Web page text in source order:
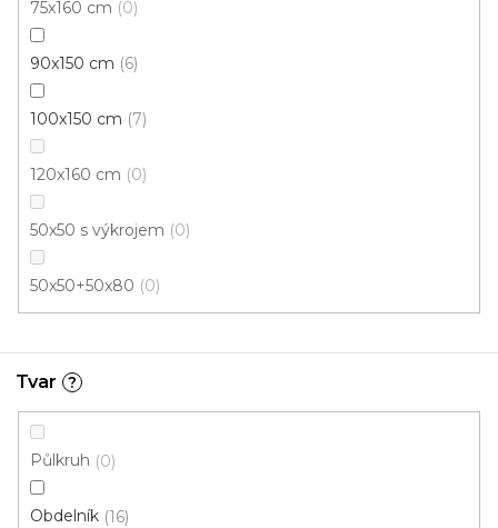
75x160 cm 0
90x150 cm 6
100x150 cm 7
120x160 cm 0
50x50 s výkrojem 0
50x50+50x80 0
Tvar ?
Půlkruh 0
Obdelník 16
245 Kč/ ks
295 Kč
Home Oblázky